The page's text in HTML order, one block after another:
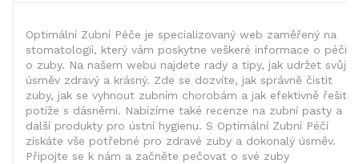
Optimální Zubní Péče je specializovaný web zaměřený na
stomatologii, který vám poskytne veškeré informace o péči
o zuby. Na našem webu najdete rady a tipy, jak udržet svůj
úsměv zdravý a krásný. Zde se dozvíte, jak správně čistit
zuby, jak se vyhnout zubním chorobám a jak efektivně řešit
potíže s dásněmi. Nabízíme také recenze na zubní pasty a
další produkty pro ústní hygienu. S Optimální Zubní Péčí
získáte vše potřebné pro zdravé zuby a dokonalý úsměv.
Připojte se k nám a začněte pečovat o své zuby